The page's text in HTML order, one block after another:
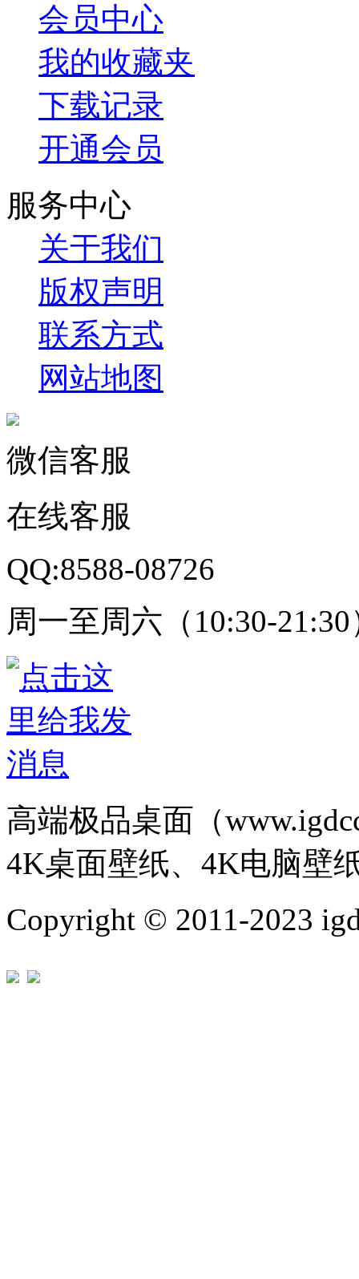
会员中心
我的收藏夹
下载记录
开通会员
服务中心
关于我们
版权声明
联系方式
网站地图
微信客服
在线客服
QQ:8588-08726
周一至周六（10:30-21:30
高端极品桌面（
4K桌面壁纸、4K电脑壁
Copyright © 2011-2023